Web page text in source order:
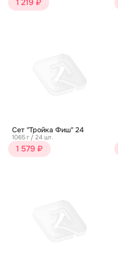
1 219 ₽
Сет "Тройка Фиш" 24
1065 г / 24 шт.
1 579 ₽